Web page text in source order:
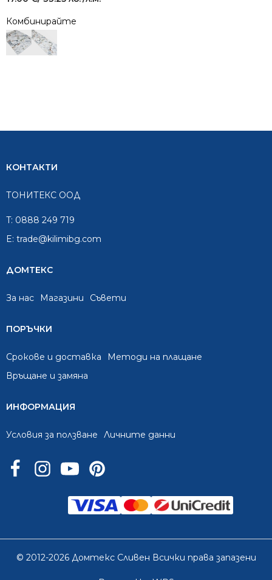
Комбинирайте
КОНТАКТИ
ТОНИТЕКС ООД
T: 0888 249 719
E: trade@kilimibg.com
ДОМТЕКС
За нас Mагазини Съвети
ПОРЪЧКИ
Срокове и доставка
Методи на плащане
Връщане и замяна
ИНФОРМАЦИЯ
Условия за ползване Личните данни
© 2012-2026 Домтекс Сливен Всички права запазени